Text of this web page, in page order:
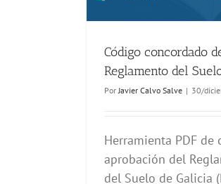
Código concordado
Reglamento del
Por Javier Calvo Salve | 30/
Herramienta PDF de
aprobación del
del Suelo de Galicia